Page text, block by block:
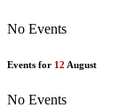
No Events
Events for 12 August
No Events